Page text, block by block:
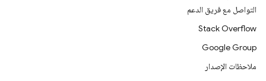
التواصل مع فريق الدعم
Stack Overflow
Google Group
ملاحظات الإصدار